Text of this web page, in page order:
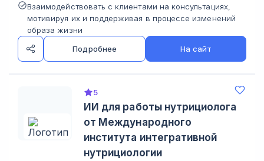
Взаимодействовать с клиентами на консультациях,
мотивируя их и поддерживая в процессе изменений
образа жизни
Подробнее
На сайт
5
ИИ для работы нутрициолога
от Международного
института интегративной
нутрициологии